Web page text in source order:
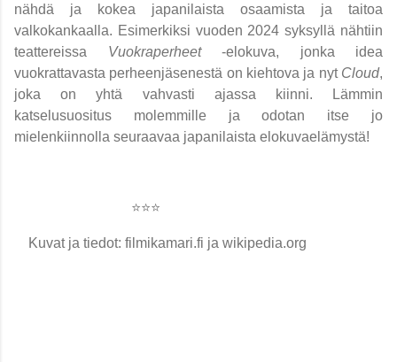
nähdä ja kokea japanilaista osaamista ja taitoa
valkokankaalla. Esimerkiksi vuoden 2024 syksyllä nähtiin
teattereissa Vuokraperheet-elokuva, jonka idea
vuokrattavasta perheenjäsenestä on kiehtova ja nyt Cloud,
joka on yhtä vahvasti ajassa kiinni. Lämmin
katselusuositus molemmille ja odotan itse jo
mielenkiinnolla seuraavaa japanilaista elokuvaelämystä!
⭐️⭐️⭐️
Kuvat ja tiedot: filmikamari.fi ja wikipedia.org